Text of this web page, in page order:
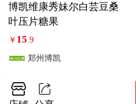
博凯维康秀妹尔白芸豆桑
叶压片糖果
￥ 15 .9
郑州博凯